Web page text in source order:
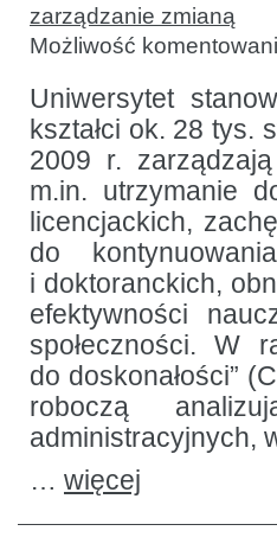
zarządzanie zmianą
Możliwość
Uniwersytet
kształci ok. 28 tys.
2009 r.
m.in. utrzymanie
licencjackich,
do
i doktoranckich,
efektywności
społeczności. W
do doskonałości”
roboczą
administracyjnych,
… więcej